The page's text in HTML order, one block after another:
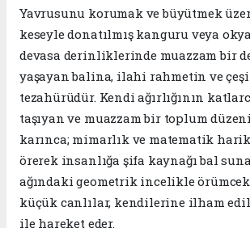
​Yavrusunu korumak ve büyütmek
keseyle donatılmış kanguru veya
devasa derinliklerinde muazzam bir
yaşayan balina, ilahi rahmetin ve
tezahürüdür. Kendi ağırlığının
taşıyan ve muazzam bir toplum
karınca; mimarlık ve matematik
örerek insanlığa şifa kaynağı bal
ağındaki geometrik incelikle
küçük canlılar, kendilerine ilham
ile hareket eder.